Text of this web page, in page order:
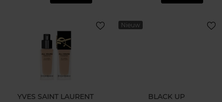
YVES SAINT LAURENT
Nieuw
BLACK UP